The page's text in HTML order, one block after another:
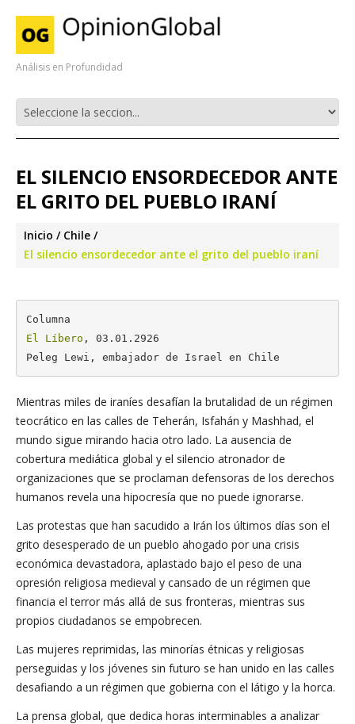
Análisis en Profundidad
EL SILENCIO ENSORDECEDOR ANTE
EL GRITO DEL PUEBLO IRANÍ
Inicio
Chile
El silencio ensordecedor ante el grito del pueblo iraní
El Líbero , 03.01.2926
Peleg Lewi, embajador de Israel en Chile
Mientras miles de iraníes desafían la brutalidad de un régimen
teocrático en las calles de Teherán, Isfahán y Mashhad, el
mundo sigue mirando hacia otro lado. La ausencia de
cobertura mediática global y el silencio atronador de
organizaciones que se proclaman defensoras de los derechos
humanos revela una hipocresía que no puede ignorarse.
Las protestas que han sacudido a Irán los últimos días son el
grito desesperado de un pueblo ahogado por una crisis
económica devastadora, aplastado bajo el peso de una
opresión religiosa medieval y cansado de un régimen que
financia el terror más allá de sus fronteras, mientras sus
propios ciudadanos se empobrecen.
Las mujeres reprimidas, las minorías étnicas y religiosas
perseguidas y los jóvenes sin futuro se han unido en las calles
desafiando a un régimen que gobierna con el látigo y la horca.
La prensa global, que dedica horas interminables a analizar